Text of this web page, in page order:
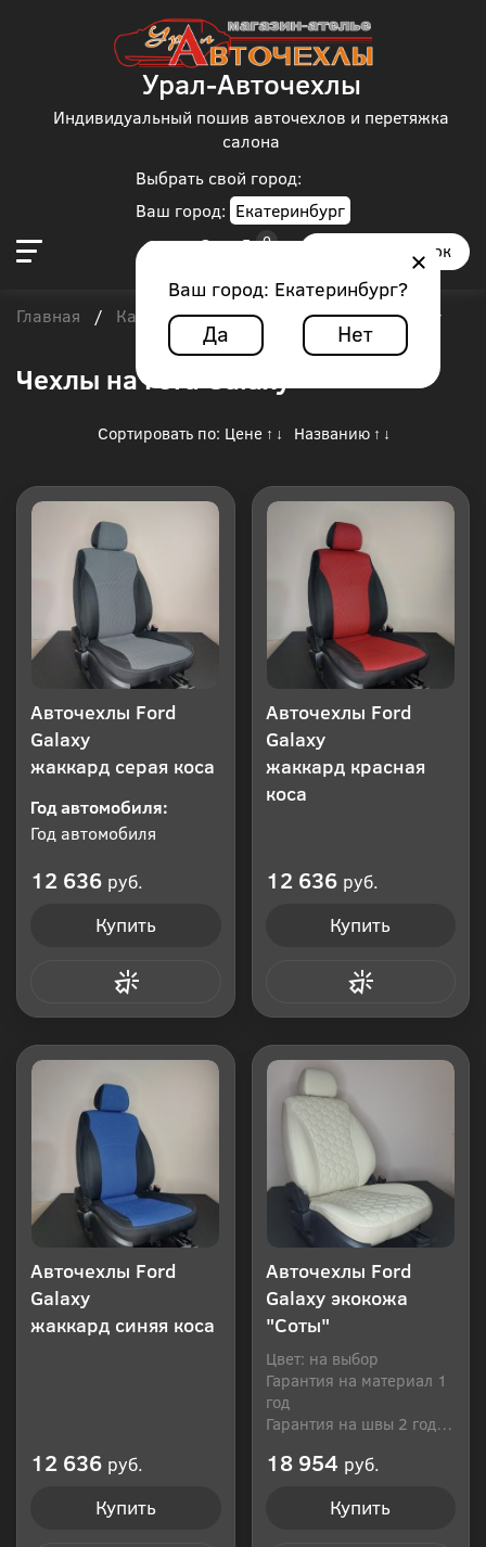
Выбрать свой город:
Ваш город: Екатеринбург
Ваш город: Екатеринбург?
Да Нет
Урал-Авточехлы
Индивидуальный пошив авточехлов и перетяжка
салона
Заказать звонок
Главная / Каталог чехлов / Ford / Ford Galaxy
Чехлы на Ford Galaxy
Сортировать по: Цене ↑ ↓ Названию ↑ ↓
Авточехлы Ford
Galaxy
жаккард серая коса
Год автомобиля:
Год автомобиля
12 636 руб.
Купить
Авточехлы Ford
Galaxy
жаккард красная
коса
12 636 руб.
Купить
Авточехлы Ford
Galaxy
жаккард синяя коса
12 636 руб.
Купить
Авточехлы Ford
Galaxy экокожа
"Соты"
Цвет: на выбор
Гарантия на материал 1
год
Гарантия на швы 2 года
18 954 руб.
Купить